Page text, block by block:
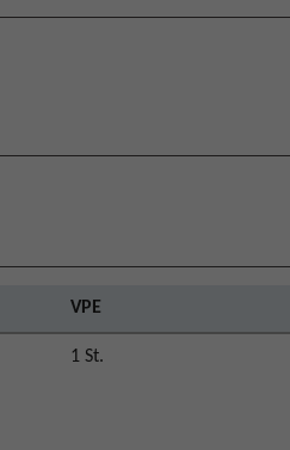
VPE
1 St.